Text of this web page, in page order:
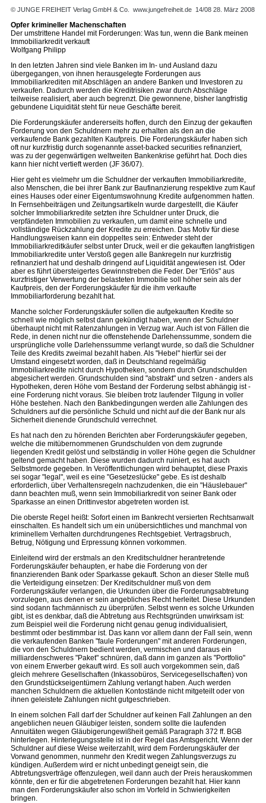
© JUNGE FREIHEIT Verlag GmbH & Co. www.jungefreiheit.de 14/08 28. März 2008
Opfer krimineller Machenschaften
Der umstrittene Handel mit Forderungen: Was tun, wenn die Bank meinen
Immobiliarkredit verkauft
Wolfgang Philipp
In den letzten Jahren sind viele Banken im In- und Ausland dazu
übergegangen, von ihnen herausgelegte Forderungen aus
Immobiliarkrediten mit Abschlägen an andere Banken und Investoren zu
verkaufen. Dadurch werden die Kreditrisiken zwar durch Abschläge
teilweise realisiert, aber auch begrenzt. Die gewonnene, bisher langfristig
gebundene Liquidität steht für neue Geschäfte bereit.
Die Forderungskäufer andererseits hoffen, durch den Einzug der gekauften
Forderung von den Schuldnern mehr zu erhalten als den an die
verkaufende Bank gezahlten Kaufpreis. Die Forderungskäufer haben sich
oft nur kurzfristig durch sogenannte asset-backed securities refinanziert,
was zu der gegenwärtigen weltweiten Bankenkrise geführt hat. Doch dies
kann hier nicht vertieft werden (JF 36/07).
Hier geht es vielmehr um die Schuldner der verkauften Immobiliarkredite,
also Menschen, die bei ihrer Bank zur Baufinanzierung respektive zum Kauf
eines Hauses oder einer Eigentumswohnung Kredite aufgenommen hatten.
In Fernsehbeiträgen und Zeitungsartikeln wurde dargestellt, die Käufer
solcher Immobiliarkredite setzten ihre Schuldner unter Druck, die
verpfändeten Immobilien zu verkaufen, um damit eine schnelle und
vollständige Rückzahlung der Kredite zu erreichen. Das Motiv für diese
Handlungsweisen kann ein doppeltes sein: Entweder steht der
Immobiliarkreditkäufer selbst unter Druck, weil er die gekauften langfristigen
Immobiliarkredite unter Verstoß gegen alle Bankregeln nur kurzfristig
refinanziert hat und deshalb dringend auf Liquidität angewiesen ist. Oder
aber es führt übersteigertes Gewinnstreben die Feder. Der "Erlös" aus
kurzfristiger Verwertung der belasteten Immobilie soll höher sein als der
Kaufpreis, den der Forderungskäufer für die ihm verkaufte
Immobiliarforderung bezahlt hat.
Manche solcher Forderungskäufer sollen die aufgekauften Kredite so
schnell wie möglich selbst dann gekündigt haben, wenn der Schuldner
überhaupt nicht mit Ratenzahlungen in Verzug war. Auch ist von Fällen die
Rede, in denen nicht nur die offenstehende Darlehenssumme, sondern die
ursprüngliche volle Darlehenssumme verlangt wurde, so daß die Schuldner
Teile des Kredits zweimal bezahlt haben. Als "Hebel" hierfür sei der
Umstand eingesetzt worden, daß in Deutschland regelmäßig
Immobiliarkredite nicht durch Hypotheken, sondern durch Grundschulden
abgesichert werden. Grundschulden sind "abstrakt" und setzen - anders als
Hypotheken, deren Höhe vom Bestand der Forderung selbst abhängig ist -
eine Forderung nicht voraus. Sie bleiben trotz laufender Tilgung in voller
Höhe bestehen. Nach den Bankbedingungen werden alle Zahlungen des
Schuldners auf die persönliche Schuld und nicht auf die der Bank nur als
Sicherheit dienende Grundschuld verrechnet.
Es hat nach den zu hörenden Berichten aber Forderungskäufer gegeben,
welche die mitübernommenen Grundschulden von dem zugrunde
liegenden Kredit gelöst und selbständig in voller Höhe gegen die Schuldner
geltend gemacht haben. Diese wurden dadurch ruiniert, es hat auch
Selbstmorde gegeben. In Veröffentlichungen wird behauptet, diese Praxis
sei sogar "legal", weil es eine "Gesetzeslücke" gebe. Es ist deshalb
erforderlich, über Verhaltensregeln nachzudenken, die ein "Häuslebauer"
dann beachten muß, wenn sein Immobiliarkredit von seiner Bank oder
Sparkasse an einen Drittinvestor abgetreten worden ist.
Die oberste Regel heißt: Sofort einen im Bankrecht versierten Rechtsanwalt
einschalten. Es handelt sich um ein unübersichtliches und manchmal von
kriminellem Verhalten durchdrungenes Rechtsgebiet. Vertragsbruch,
Betrug, Nötigung und Erpressung können vorkommen.
Einleitend wird der erstmals an den Kreditschuldner herantretende
Forderungskäufer behaupten, er habe die Forderung von der
finanzierenden Bank oder Sparkasse gekauft. Schon an dieser Stelle muß
die Verteidigung einsetzen: Der Kreditschuldner muß von dem
Forderungskäufer verlangen, die Urkunden über die Forderungsabtretung
vorzulegen, aus denen er sein angebliches Recht herleitet. Diese Urkunden
sind sodann fachmännisch zu überprüfen. Selbst wenn es solche Urkunden
gibt, ist es denkbar, daß die Abtretung aus Rechtsgründen unwirksam ist:
zum Beispiel weil die Forderung nicht genau genug individualisiert,
bestimmt oder bestimmbar ist. Das kann vor allem dann der Fall sein, wenn
die verkaufenden Banken "faule Forderungen" mit anderen Forderungen,
die von den Schuldnern bedient werden, vermischen und daraus ein
milliardenschweres "Paket" schnüren, daß dann im ganzen als "Portfolio"
von einem Erwerber gekauft wird. Es soll auch vorgekommen sein, daß
gleich mehrere Gesellschaften (Inkassobüros, Servicegesellschaften) von
den Grundstückseigentümern Zahlung verlangt haben. Auch werden
manchen Schuldnern die aktuellen Kontostände nicht mitgeteilt oder von
ihnen geleistete Zahlungen nicht gutgeschrieben.
In einem solchen Fall darf der Schuldner auf keinen Fall Zahlungen an den
angeblichen neuen Gläubiger leisten, sondern sollte die laufenden
Annuitäten wegen Gläubigerungewißheit gemäß Paragraph 372 ff. BGB
hinterlegen. Hinterlegungsstelle ist in der Regel das Amtsgericht. Wenn der
Schuldner auf diese Weise weiterzahlt, wird dem Forderungskäufer der
Vorwand genommen, nunmehr den Kredit wegen Zahlungsverzugs zu
kündigen. Außerdem wird er nicht unbedingt geneigt sein, die
Abtretungsverträge offenzulegen, weil dann auch der Preis herauskommen
könnte, den er für die abgetretenen Forderungen bezahlt hat. Hier kann
man den Forderungskäufer also schon im Vorfeld in Schwierigkeiten
bringen.